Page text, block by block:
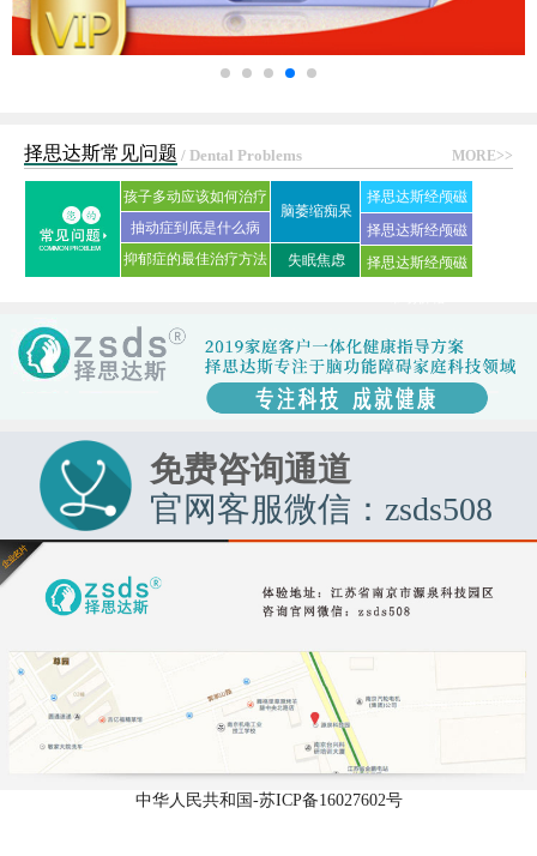
MORE>>
择思达斯常见问题 / Dental Problems
孩子多动应该如何治疗
抽动症到底是什么病
抑郁症的最佳治疗方法
脑萎缩痴呆
失眠焦虑
择思达斯经颅磁
刺激仪常见问答
择思达斯经颅磁
家用品牌
择思达斯经颅磁
免费咨询通道
官网客服微信：zsds508
中华人民共和国-苏ICP备16027602号